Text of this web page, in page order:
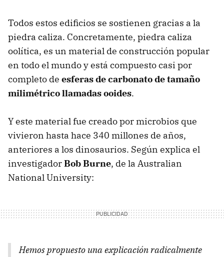
Todos estos edificios se sostienen gracias a la
piedra caliza. Concretamente, piedra caliza
oolítica, es un material de construcción popular
en todo el mundo y está compuesto casi por
completo de esferas de carbonato de tamaño
milimétrico llamadas ooides.
Y este material fue creado por microbios que
vivieron hasta hace 340 millones de años,
anteriores a los dinosaurios. Según explica el
investigadorBob Burne, de la Australian
National University:
Hemos propuesto una explicación radicalmente